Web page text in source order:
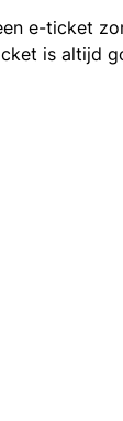
e-ticket
is altijd